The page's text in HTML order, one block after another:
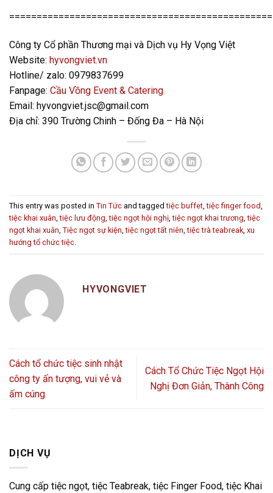
Công ty Cổ phần Thương mại và Dịch vụ Hy Vọng Việt
Website: hyvongviet.vn
Hotline/ zalo: 0979837699
Fanpage: Cầu Vồng Event & Catering
Email: hyvongviet.jsc@gmail.com
Địa chỉ: 390 Trường Chinh – Đống Đa – Hà Nội
This entry was posted in Tin Tức and taggedtiệc buffet ,tiệc finger food
tiệc khai xuân ,tiệc lưu động ,tiệc ngọt hội nghị ,tiệc ngọt khai trương ,tiệc
ngọt khai xuân Tiệc ngọt sự kiện ,tiệc ngọt tất niên ,tiệc trà teabreak xu
hướng tổ chức tiệc
HYVONGVIET
Cách tổ chức tiệc sinh nhật
công ty ấn tượng, vui vẻ và
ấm cúng
Cách Tổ Chức Tiệc Ngọt Hội
Nghị Đơn Giản, Thành Công
DỊCH VỤ
Cung cấp tiệc ngọt, tiệc Teabreak, tiệc Finger Food, tiệc Khai